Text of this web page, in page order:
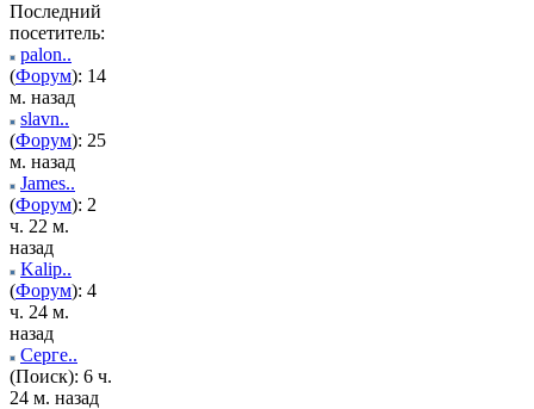
Последний
посетитель:
palon..
(Форум): 14
м. назад
slavn..
(Форум): 25
м. назад
James..
(Форум): 2
ч. 22 м.
назад
Kalip..
(Форум): 4
ч. 24 м.
назад
Серге..
(Поиск): 6 ч.
24 м. назад